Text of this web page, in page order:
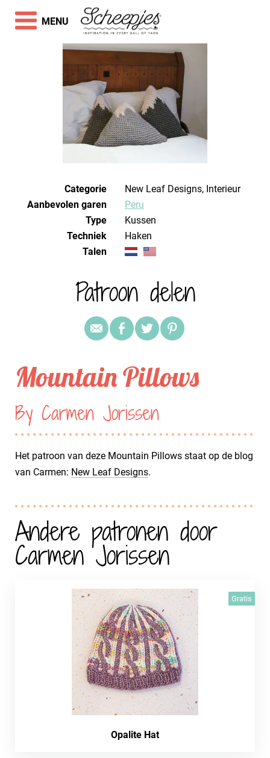
Categorie
New Leaf Designs, Interieur
Aanbevolen garen
Peru
Type
Kussen
Techniek
haken
Talen
Patroon delen
Mountain Pillows
By Carmen Jorissen
Het patroon van deze Mountain Pillows staat op de blog
van Carmen: New Leaf Designs.
Andere patronen door
Carmen Jorissen
Gratis
Opalite Hat
MENU